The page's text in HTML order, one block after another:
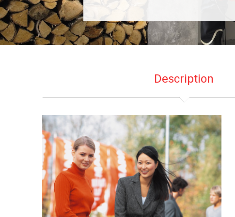
Description